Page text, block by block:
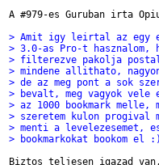
A #979-es Guruban irta
> Amit igy leirtal az egy
> 3.0-as Pro-t
> filterezve pakolja
> mindene allithato,
> de az meg pont a sok
> bevalt, meg vagyok vele
> az 1000 bookmark
> szeretem kulon progival
> menti a levelezesemet,
> bookmarkokat bookom el
Biztos teljesen igazad